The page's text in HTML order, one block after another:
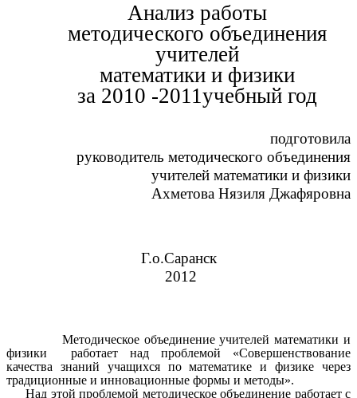
Анализ работы
методического объединения
учителей
математики и физики
за 2010 -2011учебный год
подготовила
руководитель методического объединения
учителей математики и физики
Ахметова Нязиля Джафяровна
Г.о.Саранск
2012
Методическое объединение учителей математики и
физики работает над проблемой «Совершенствование
качества знаний учащихся по математике и физике через
традиционные и инновационные формы и методы».
Над этой проблемой методическое объединение работает с